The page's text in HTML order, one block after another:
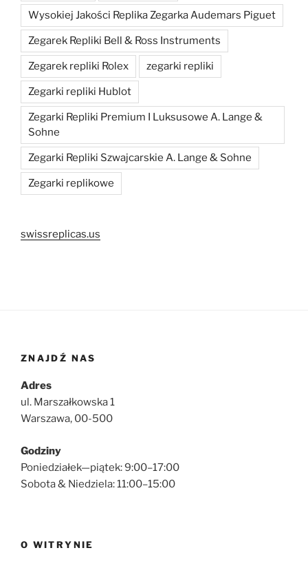
Wysokiej Jakości Replika Zegarka Audemars Piguet
Zegarek Repliki Bell & Ross Instruments
Zegarek repliki Rolex zegarki repliki
Zegarki repliki Hublot
Zegarki Repliki Premium I Luksusowe A. Lange &
Sohne
Zegarki Repliki Szwajcarskie A. Lange & Sohne
Zegarki replikowe
swissreplicas.us
ZNAJDŹ NAS
Adres
ul. Marszałkowska 1
Warszawa, 00-500
Godziny
Poniedziałek—piątek: 9:00–17:00
Sobota & Niedziela: 11:00–15:00
O WITRYNIE